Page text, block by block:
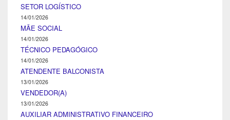
SETOR LOGÍSTICO
14/01/2026
MÃE SOCIAL
14/01/2026
TÉCNICO PEDAGÓGICO
14/01/2026
ATENDENTE BALCONISTA
13/01/2026
VENDEDOR(A)
13/01/2026
AUXILIAR ADMINISTRATIVO FINANCEIRO